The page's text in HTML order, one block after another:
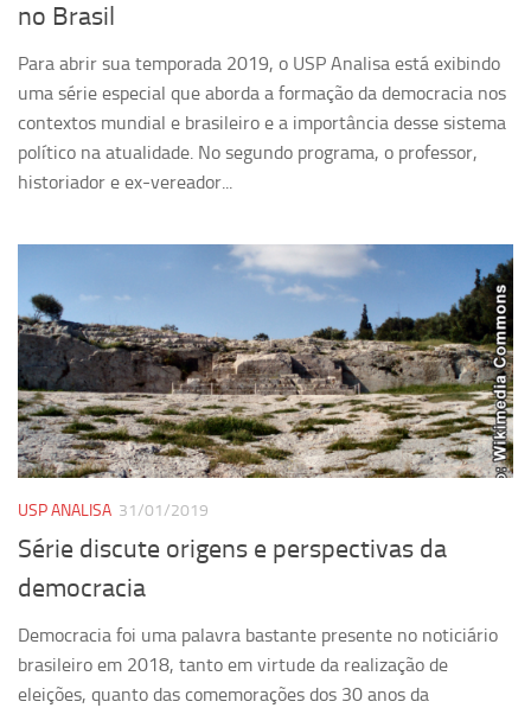
Geciane Silveira Porto
Maria Paula Costa Bertran
Professor Sênior
Institucional
Equipe
Estrutura do polo
Espaço de Eventos
Projetos
Pint of Science
União Pró-Vacina
USP Analisa
Publicações
no Brasil
Para abrir sua temporada 2019, o USP Analisa está exibindo
uma série especial que aborda a formação da democracia nos
contextos mundial e brasileiro e a importância desse sistema
político na atualidade. No segundo programa, o professor,
historiador e ex-vereador...
USP ANALISA 31/01/2019
Série discute origens e perspectivas da
democracia
Democracia foi uma palavra bastante presente no noticiário
brasileiro em 2018, tanto em virtude da realização de
eleições, quanto das comemorações dos 30 anos da